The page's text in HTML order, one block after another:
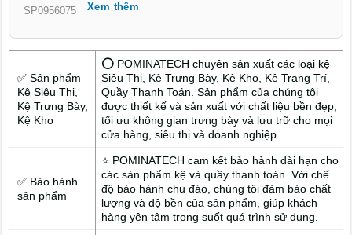
tận tâm.
SP0956075 Xem thêm
✅ Sản phẩm
Kệ Siêu Thị,
Kệ Trưng Bày,
Kệ Kho
⭕ POMINATECH chuyên sản xuất các loại kệ
Siêu Thị, Kệ Trưng Bày, Kệ Kho, Kệ Trang Trí,
Quầy Thanh Toán. Sản phẩm của chúng tôi
được thiết kế và sản xuất với chất liệu bền đẹp,
tối ưu không gian trưng bày và lưu trữ cho mọi
cửa hàng, siêu thị và doanh nghiệp.
✅ Bảo hành
sản phẩm
⭐ POMINATECH cam kết bảo hành dài hạn cho
các sản phẩm kệ và quầy thanh toán. Với chế
độ bảo hành chu đáo, chúng tôi đảm bảo chất
lượng và độ bền của sản phẩm, giúp khách
hàng yên tâm trong suốt quá trình sử dụng.